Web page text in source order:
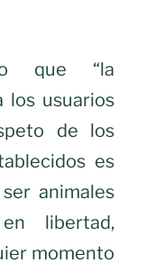
que “la
los usuarios
de los
es
animales
libertad,
momento